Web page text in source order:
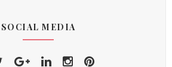
SOCIAL MEDIA